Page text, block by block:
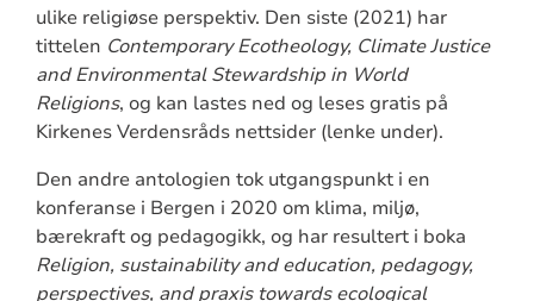
ulike religiøse perspektiv. Den siste (2021) har
tittelen Contemporary Ecotheology, Climate Justice
and Environmental Stewardship in World
Religions, og kan lastes ned og leses gratis på
Kirkenes Verdensråds nettsider (lenke under).
Den andre antologien tok utgangspunkt i en
konferanse i Bergen i 2020 om klima, miljø,
bærekraft og pedagogikk, og har resultert i boka
Religion, sustainability and education, pedagogy,
perspectives, and praxis towards ecological